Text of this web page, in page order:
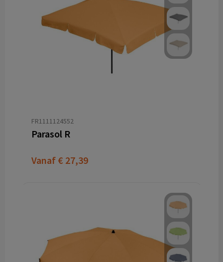
FR1111124552
Parasol R
Vanaf € 27,39